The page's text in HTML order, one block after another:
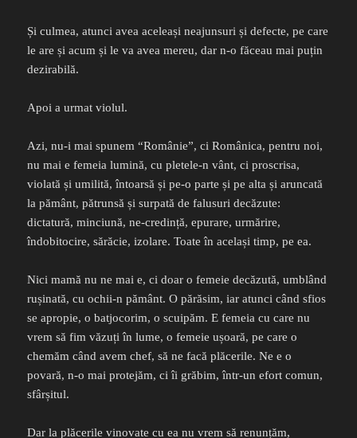
Și culmea, atunci avea aceleași neajunsuri și defecte, pe care
le are și acum și le va avea mereu, dar n-o făceau mai puțin
dezirabilă.
Apoi a urmat violul.
Azi, nu-i mai spunem “Românie”, ci Românica, pentru noi,
nu mai e femeia lumină, cu pletele-n vânt, ci proscrisa,
violată și umilită, întoarsă și pe-o parte și pe alta și aruncată
la pământ, pătrunsă și surpată de falusuri decăzute:
dictatură, minciună, ne-credință, epurare, urmărire,
îndobitocire, sărăcie, izolare. Toate în același timp, pe ea.
Nici mamă nu ne mai e, ci doar o femeie decăzută, umblând
rușinată, cu ochii-n pământ. O părăsim, iar atunci când sfios
se apropie, o batjocorim, o scuipăm. E femeia cu care nu
vrem să fim văzuți în lume, o femeie ușoară, pe care o
chemăm când avem chef, să ne facă plăcerile. Ne e o
povară, n-o mai protejăm, ci îi grăbim, într-un efort comun,
sfârșitul.
Dar la plăcerile vinovate cu ea nu vrem să renunțăm,